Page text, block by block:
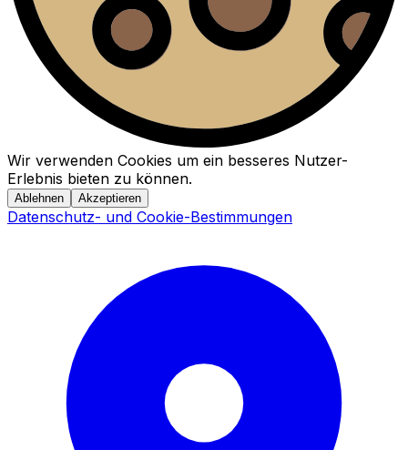
Wir verwenden Cookies um ein besseres Nutzer-
Erlebnis bieten zu können.
Ablehnen Akzeptieren
Datenschutz- und Cookie-Bestimmungen